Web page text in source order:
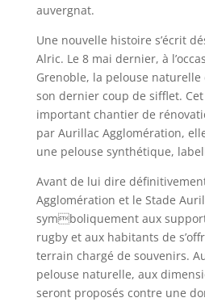
auvergnat.
Une nouvelle histoire s’écrit
Alric. Le 8 mai dernier, à
Grenoble, la pelouse naturelle
son dernier coup de sifflet. Cet
important chantier de
par Aurillac Agglomération,
une pelouse synthétique,
Avant de lui dire
Agglomération et le Stade
symboliquement aux
rugby et aux habitants de
terrain chargé de souvenirs.
pelouse naturelle, aux
seront proposés contre une